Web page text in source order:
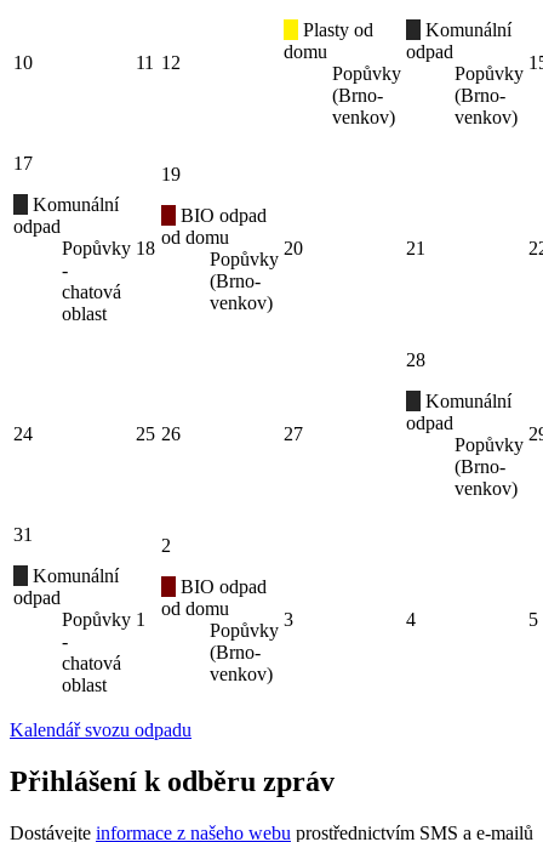
10 11 12
Plasty od
domu
Popůvky
(Brno-
venkov)
Komunální
odpad
Popůvky
(Brno-
venkov)
17
Komunální
odpad
Popůvky
-
chatová
oblast
18
19
BIO odpad
od domu
Popůvky
(Brno-
venkov)
20 21
24 25 26 27
28
Komunální
odpad
Popůvky
(Brno-
venkov)
31
Komunální
odpad
Popůvky
-
chatová
oblast
1
2
BIO odpad
od domu
Popůvky
(Brno-
venkov)
3 4 5
Kalendář svozu odpadu
Přihlášení k odběru zpráv
Dostávejte informace z našeho webu prostřednictvím SMS a e-mailů